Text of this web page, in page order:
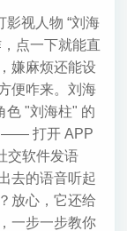
视人物 “刘海
点一下就能直
嫌麻烦还能设
便咋来。刘海
色 "刘海柱" 的
—— 打开 APP
交软件发语
去的语音听起
放心，它还给
一步一步教你